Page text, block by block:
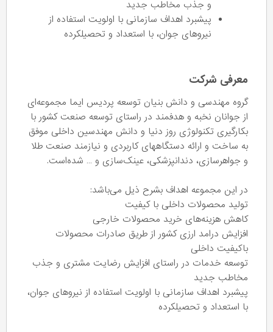
و جذب مخاطب جدید
پیشبرد اهداف سازمانی با اولویت استفاده از
نیروهای جوان، با استعداد و تحصیلکرده
معرفی شرکت
گروه مهندسی و دانش بنیان توسعه پردیس ایما مجموعه‌ای
از جوانان نخبه و هدفمند در راستای توسعه صنعت کشور با
بکارگیری تکنولوژی روز دنیا و دانش مهندسین داخلی موفق
به ساخت و ارائه دستگاههای کاربردی و نیازمند صنعت طلا
و جواهرسازی، دندانپزشکی، عینک‌سازی و … شده‌است.
در این مجموعه اهداف بشرح ذیل می‌باشد:
تولید محصولات داخلی با کیفیت
کاهش هزینه‌های خرید محصولات خارجی
افزایش درامد ارزی کشور از طریق صادرات محصولات
باکیفیت داخلی
توسعه خدمات در راستای افزایش رضایت مشتری و جذب
مخاطب جدید
پیشبرد اهداف سازمانی با اولویت استفاده از نیروهای جوان،
با استعداد و تحصیلکرده